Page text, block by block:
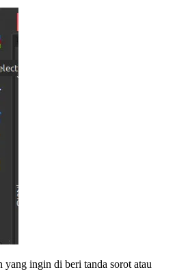
yang ingin di beri tanda sorot atau